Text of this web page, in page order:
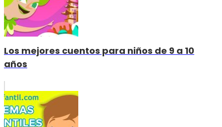
Los mejores cuentos para niños de 9 a 10
años